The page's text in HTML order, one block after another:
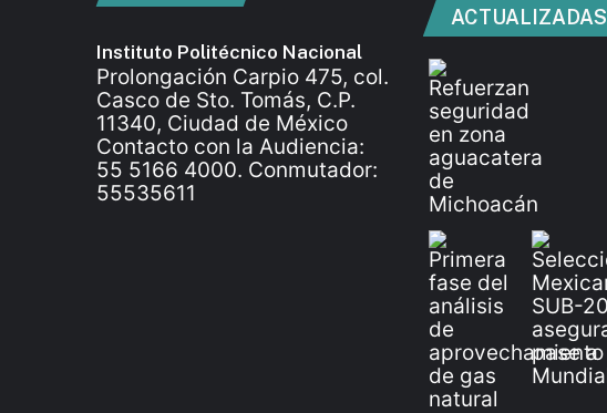
Instituto Politécnico Nacional
Prolongación Carpio 475, col.
Casco de Sto. Tomás, C.P.
11340, Ciudad de México
Contacto con la Audiencia:
55 5166 4000. Conmutador:
55535611
ACTUALIZADAS